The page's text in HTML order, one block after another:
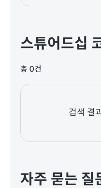
스튜어드십
총 0건
검색 결
자주 묻는 질